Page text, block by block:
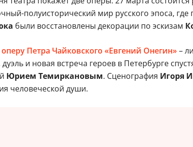
полуисторический мир русского эпоса,
были восстановлены декорации по эскизам
оперу Петра Чайковского «Евгений Онегин»–
и новая встреча героев в Петербурге
Юрием Темиркановым. Сценография Игоря
человеческой души.